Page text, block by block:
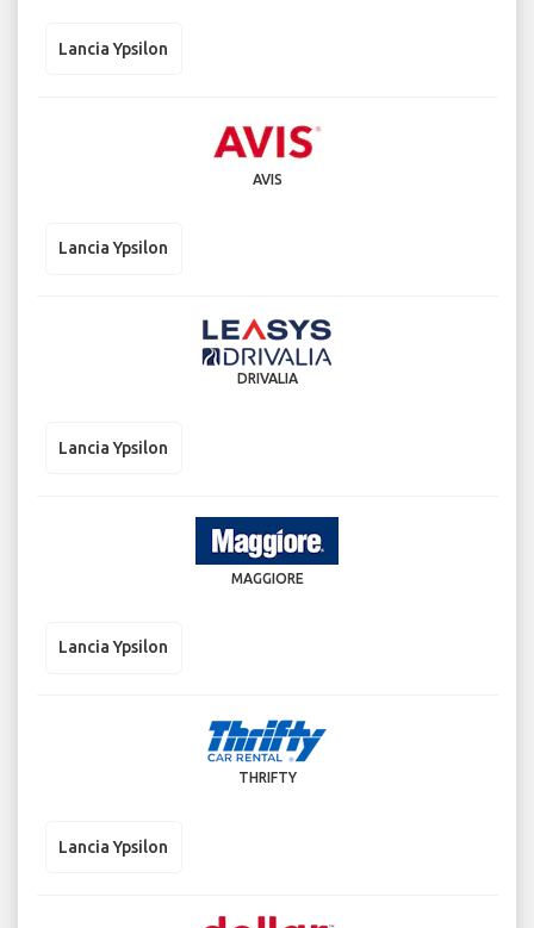
Lancia Ypsilon
AVIS
Lancia Ypsilon
DRIVALIA
Lancia Ypsilon
MAGGIORE
Lancia Ypsilon
THRIFTY
Lancia Ypsilon